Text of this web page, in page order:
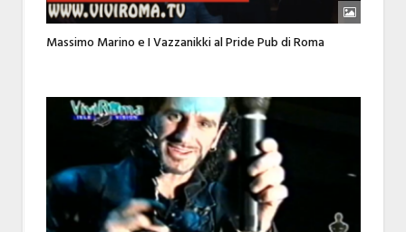
Massimo Marino e I Vazzanikki al Pride Pub di Roma